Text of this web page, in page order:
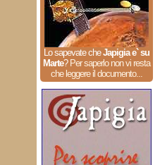
Lo sapevate cheJapigia e` su
Marte? Per saperlo non vi resta
che leggere il documento...